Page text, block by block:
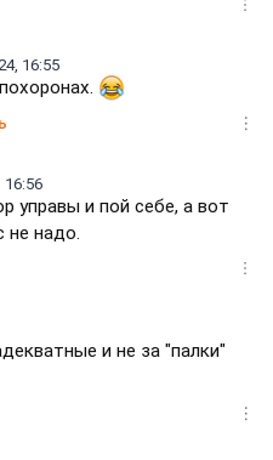
16:55
16:56
управы и пой себе, а вот
не надо.
и не за "палки"